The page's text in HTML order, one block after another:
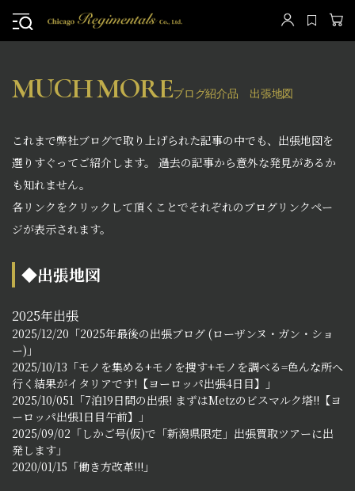
MUCH MOREブログ紹介品 出張地図
これまで弊社ブログで取り上げられた記事の中でも、出張地図を
選りすぐってご紹介します。 過去の記事から意外な発見があるか
も知れません。
各リンクをクリックして頂くことでそれぞれのブログリンクペー
ジが表示されます。
◆出張地図
2025年出張
2025/12/20「2025年最後の出張ブログ (ローザンヌ・ガン・ショ
ー)」
2025/10/13「モノを集める+モノを捜す+モノを調べる=色んな所へ
行く結果がイタリアです!【ヨーロッパ出張4日目】」
2025/10/051「7泊19日間の出張! まずはMetzのビスマルク塔!!【ヨ
ーロッパ出張1日目午前】」
2025/09/02「しかご号(仮)で「新潟県限定」出張買取ツアーに出
発します」
2020/01/15「働き方改革!!!」